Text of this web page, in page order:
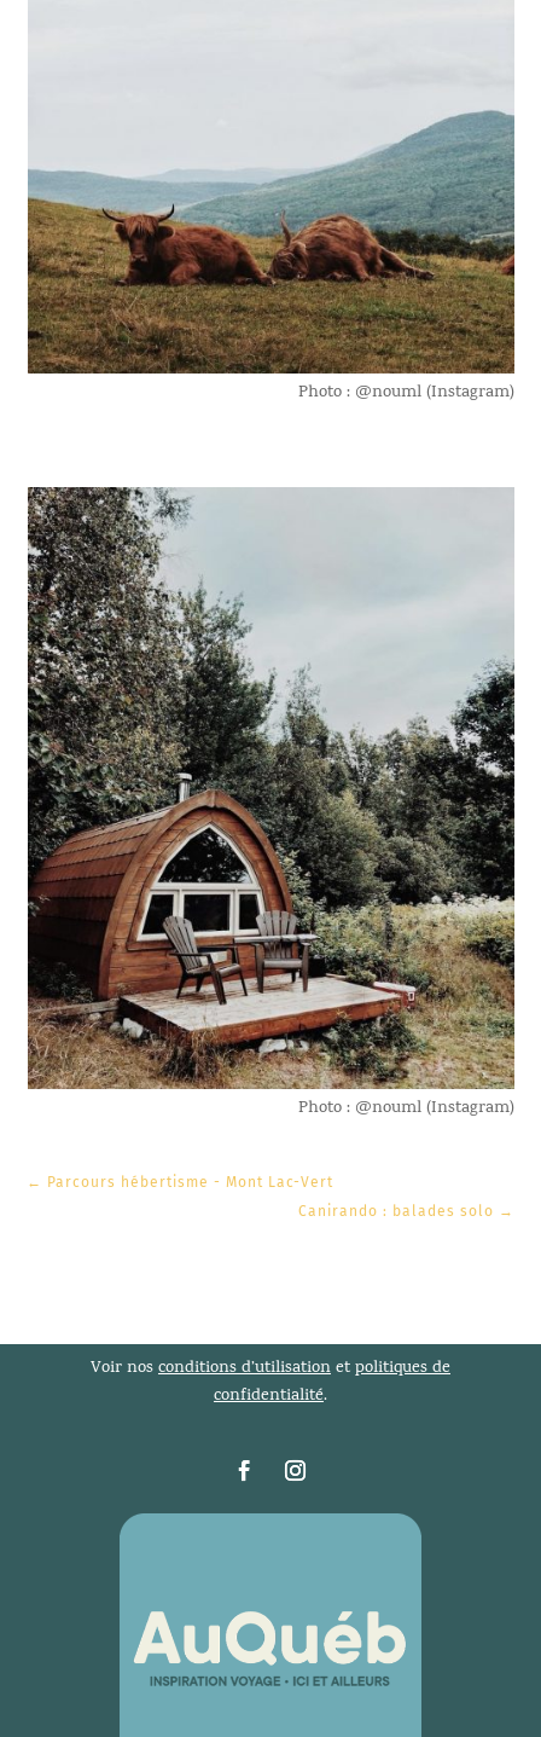
Photo : @nouml (Instagram)
Photo : @nouml (Instagram)
←
Parcours hébertisme - Mont Lac-Vert
Canirando : balades solo →
Voir nosconditions d’utilisationetpolitiques de
confidentialité.